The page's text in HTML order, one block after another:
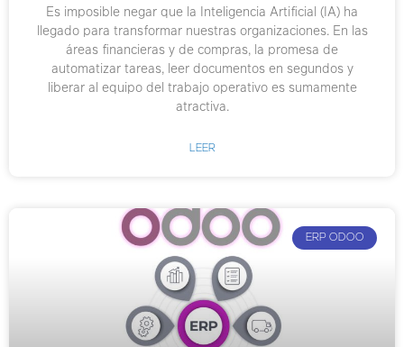
Es imposible negar que la Inteligencia Artificial (IA) ha
llegado para transformar nuestras organizaciones. En las
áreas financieras y de compras, la promesa de
automatizar tareas, leer documentos en segundos y
liberar al equipo del trabajo operativo es sumamente
atractiva.
LEER
ERP ODOO